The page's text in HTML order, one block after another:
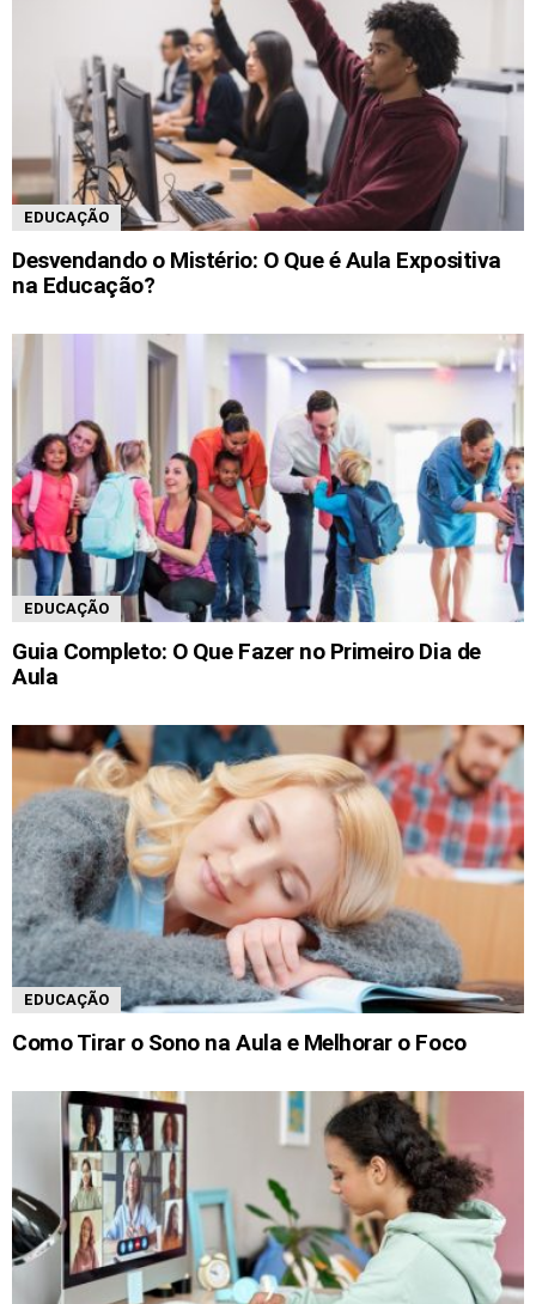
EDUCAÇÃO
Desvendando o Mistério: O Que é Aula Expositiva
na Educação?
EDUCAÇÃO
Guia Completo: O Que Fazer no Primeiro Dia de
Aula
EDUCAÇÃO
Como Tirar o Sono na Aula e Melhorar o Foco